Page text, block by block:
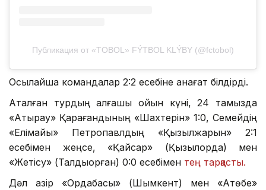
Публикация от «TOBOL» FÝTBOL KLÝBY (@fctobol)
Осылайша командалар 2:2 есебіне қанағат білдірді.
Аталған турдың алғашқы ойын күні, 24 тамызда
«Атырау» Қарағандының «Шахтерін» 1:0, Семейдің
«Елімайы» Петропавлдың «Қызылжарын» 2:1
есебімен жеңсе, «Қайсар» (Қызылорда) мен
«Жетісу» (Талдықорған) 0:0 есебімен тең тарқасты.
Дәл қазір «Ордабасы» (Шымкент) мен «Ақтөбе»